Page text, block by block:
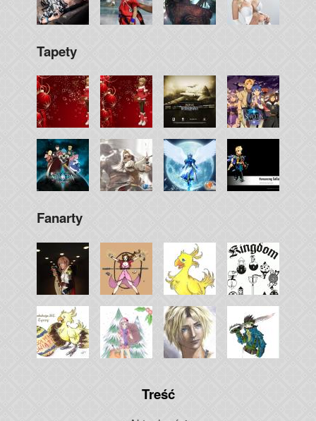
Tapety
Fanarty
Treść